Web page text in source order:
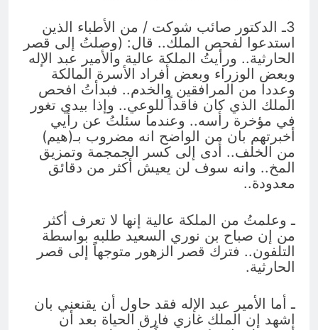
3ـ الدكتور صائب شوكت / من الأطباء الذين
استدعوا لفحص الملك.. قال: (وصلتُ إلى قصر
الحارثية.. ورأيتُ الملكة عالية والأمير عبد الإله
وبعض الوزراء وبعض أفراد الأسرة المالكة
وعددا من المرافقين والخدم.. فبدأتُ افحص
الملك الذي كان فاقداً للوعي.. وإذا بيدي تغور
في مؤخرة رأسه.. وعندما سئلتُ عن رأيي
أخبرتهم بان من الواضح انه مضروب بـ(هيم)
من الخلف.. أدى إلى كسر الجمجمة وتمزيق
المخ.. وانه سوف لن يعيش أكثر من دقائق
معدودة..
ـ وعلمتُ من الملكة عالية إنها لا تعرف أكثر
من إن صباح بن نوري السعيد طلبه بواسطة
التلفون.. فترك قصر الزهور متوجهاً إلى قصر
الحارثية.
ـ أما الأمير عبد الإله فقد حاول أن يقنعني بان
اشهد إن الملك غازي فارق الحياة بعد أن